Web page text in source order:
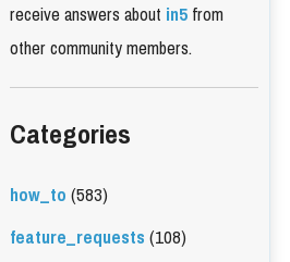
receive answers aboutin5from
other community members.
Categories
how_to(583)
feature_requests(108)